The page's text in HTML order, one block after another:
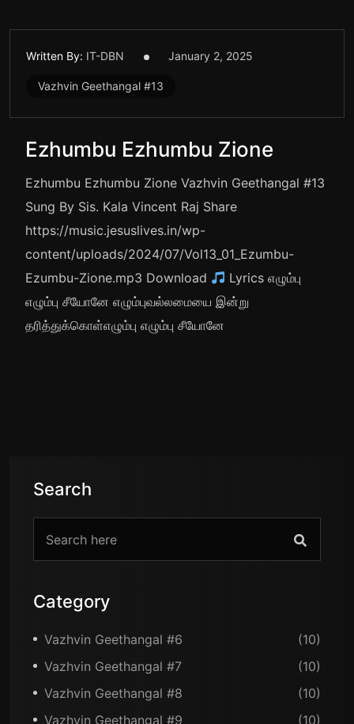
Written By: IT-DBN January 2, 2025
Vazhvin Geethangal #13
Ezhumbu Ezhumbu Zione
Ezhumbu Ezhumbu Zione Vazhvin Geethangal #13
Sung By Sis. Kala Vincent Raj Share
https://music.jesuslives.in/wp-
content/uploads/2024/07/Vol13_01_Ezumbu-
Ezumbu-Zione.mp3 Download
Lyrics எழும்பு
எழும்பு சீயோனே எழும்புவல்லமையை இன்று
தரித்துக்கொள்எழும்பு எழும்பு சீயோனே
Search
Category
Vazhvin Geethangal #6
(10)
Vazhvin Geethangal #7
(10)
Vazhvin Geethangal #8
(10)
Vazhvin Geethangal #9
(10)